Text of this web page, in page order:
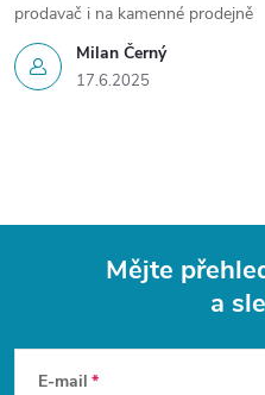
Milan Černý
17.6.2025
prodavač i na kamenné prodejně
Mějte
a
E-mail